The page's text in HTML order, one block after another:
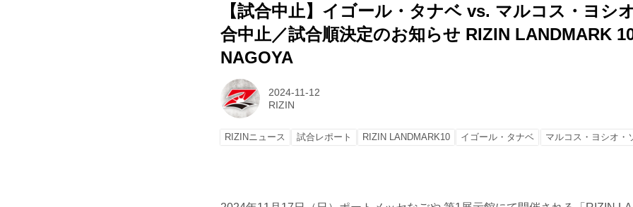
【試合中止】イゴール・タナベ vs. マルコス・ヨシ
合中止／試合順決定のお知らせ RIZIN LANDMARK
NAGOYA
2024-11-12
RIZIN
RIZINニュース 試合レポート RIZIN LANDMARK10 イゴール・タナベ マルコス・ヨシオ・